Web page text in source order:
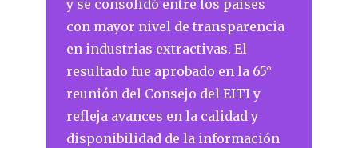
y se consolidó entre los países
con mayor nivel de transparencia
en industrias extractivas. El
resultado fue aprobado en la 65°
reunión del Consejo del EITI y
refleja avances en la calidad y
disponibilidad de la información